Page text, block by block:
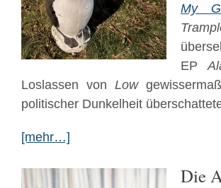
My
EP
Loslassen von Low
politischer Dunkelheit
[mehr…]
Die